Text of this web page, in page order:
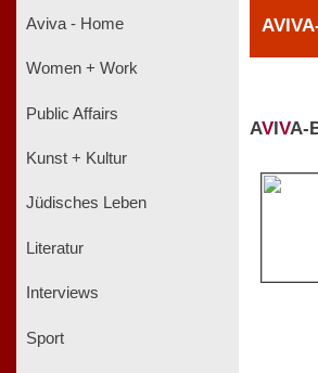
Aviva - Home
Women + Work
Public Affairs
Kunst + Kultur
Jüdisches Leben
Literatur
Interviews
Sport
AV VA-